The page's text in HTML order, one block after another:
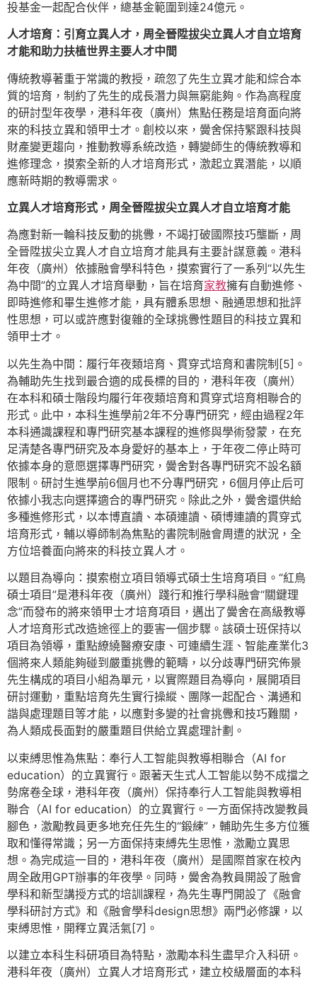
投基金一起配合伙伴，總基金範圍到達24億元。
人才培育：引育立異人才，周全晉陞拔尖立異人才自立培育
才能和助力扶植世界主要人才中間
傳統教導著重于常識的教授，疏忽了先生立異才能和綜合本
質的培育，制約了先生的成長潛力與無窮能夠。作為高程度
的研討型年夜學，港科年夜（廣州）焦點任務是培育面向將
來的科技立異和領甲士才。創校以來，黌舍保持緊跟科技與
財產變更趨向，推動教導系統改造，轉變師生的傳統教導和
進修理念，摸索全新的人才培育形式，激起立異潛能，以順
應新時期的教導需求。
立異人才培育形式，周全晉陞拔尖立異人才自立培育才能
為應對新一輪科技反動的挑釁，不竭打破國際技巧壟斷，周
全晉陞拔尖立異人才自立培育才能具有主要計謀意義。港科
年夜（廣州）依據融會學科特色，摸索實行了一系列“以先生
為中間”的立異人才培育舉動，旨在培育家教擁有自動進修、
即時進修和畢生進修才能，具有體系思想、融通思想和批評
性思想，可以或許應對復雜的全球挑釁性題目的科技立異和
領甲士才。
以先生為中間：履行年夜類培育、貫穿式培育和書院制[5]。
為輔助先生找到最合適的成長標的目的，港科年夜（廣州）
在本科和碩士階段均履行年夜類培育和貫穿式培育相聯合的
形式。此中，本科生進學前2年不分專門研究，經由過程2年
本科通識課程和專門研究基本課程的進修與學術發蒙，在充
足清楚各專門研究及本身愛好的基本上，于年夜二停止時可
依據本身的意愿選擇專門研究，黌舍對各專門研究不設名額
限制。研討生進學前6個月也不分專門研究，6個月停止后可
依據小我志向選擇適合的專門研究。除此之外，黌舍還供給
多種進修形式，以本博直讀、本碩連讀、碩博連讀的貫穿式
培育形式，輔以導師制為焦點的書院制融會周遭的狀況，全
方位培養面向將來的科技立異人才。
以題目為導向：摸索樹立項目領導式碩士生培育項目。“紅鳥
碩士項目”是港科年夜（廣州）踐行和推行學科融會“關鍵理
念”而發布的將來領甲士才培育項目，邁出了黌舍在高級教導
人才培育形式改造途徑上的要害一個步驟。該碩士班保持以
項目為領導，重點繚繞醫療安康、可連續生涯、智能產業化3
個將來人類能夠碰到嚴重挑釁的範疇，以分歧專門研究佈景
先生構成的項目小組為單元，以實際題目為導向，展開項目
研討運動，重點培育先生實行操縱、團隊一起配合、溝通和
諧與處理題目等才能，以應對多變的社會挑釁和技巧難關，
為人類成長面對的嚴重題目供給立異處理計劃。
以束縛思惟為焦點：奉行人工智能與教導相聯合（AI for
education）的立異實行。跟著天生式人工智能以勢不成擋之
勢席卷全球，港科年夜（廣州）保持奉行人工智能與教導相
聯合（AI for education）的立異實行。一方面保持改變教員
腳色，激勵教員更多地充任先生的“鍛練”，輔助先生多方位獲
取和懂得常識；另一方面保持束縛先生思惟，激勵立異思
想。為完成這一目的，港科年夜（廣州）是國際首家在校內
周全啟用GPT辦事的年夜學。同時，黌舍為教員開設了融會
學科和新型講授方式的培訓課程，為先生專門開設了《融會
學科研討方式》和《融會學科design思想》兩門必修課，以
束縛思惟，開釋立異活氣[7]。
以建立本科生科研項目為特點，激勵本科生盡早介入科研。
港科年夜（廣州）立異人才培育形式，建立校級層面的本科